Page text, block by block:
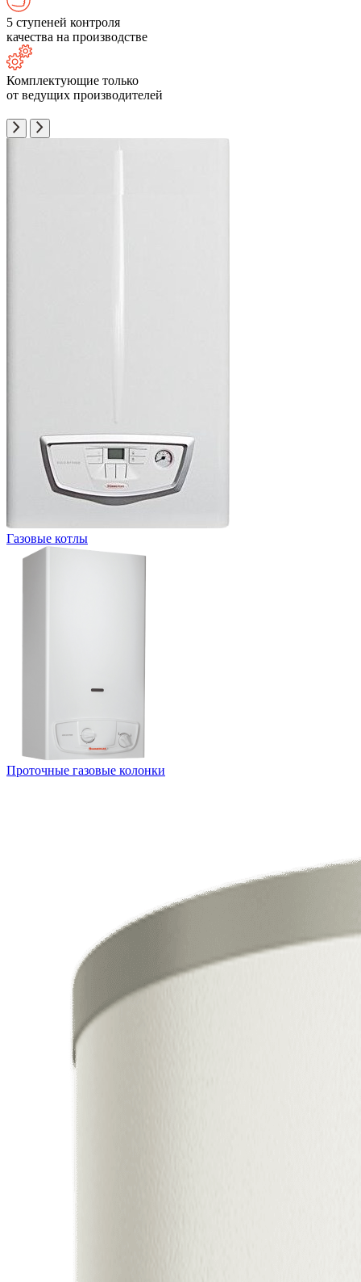
5 ступеней контроля
качества на производстве
Комплектующие только
от ведущих производителей
Газовые котлы
Проточные газовые колонки